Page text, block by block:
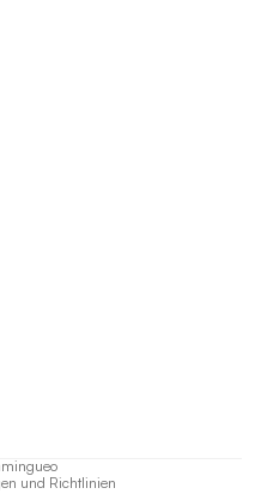
und Richtlinien